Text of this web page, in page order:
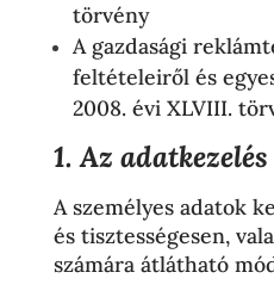
törvény
A gazdasági
feltételeiről és
2008. évi XLVIII.
1. Az
A személyes adatok
és tisztességesen,
számára átlátható